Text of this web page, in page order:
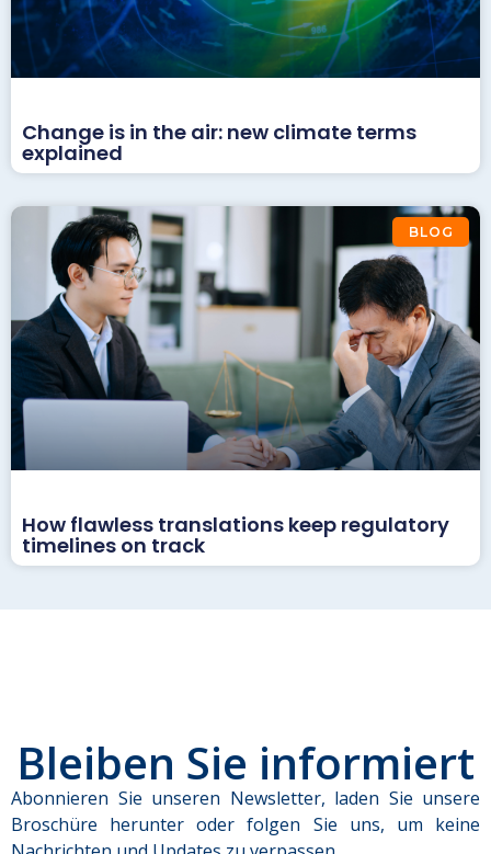
Change is in the air: new climate terms
explained
BLOG
How flawless translations keep regulatory
timelines on track
Bleiben Sie informiert
Abonnieren Sie unseren Newsletter, laden Sie unsere
Broschüre herunter oder folgen Sie uns, um keine